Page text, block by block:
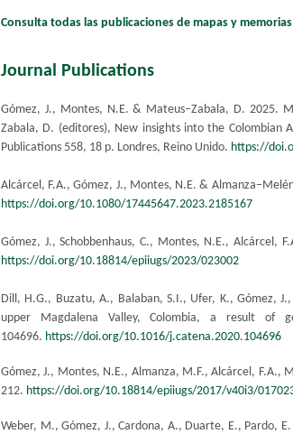
Consulta todas las publicaciones de mapas y
Journal Publications
Gómez, J., Montes, N.E. & Mateus–Zabala, D. 2025.
Zabala, D. (editores), New insights into the Colombian
Publications 558, 18 p. Londres, Reino Unido. https://
Alcárcel, F.A., Gómez, J., Montes, N.E. &
https://doi.org/10.1080/17445647.2023.2185167​
Gómez, J., Schobbenhaus, C., Montes, N.E., Alcárcel,
https://doi.org/10.18814/epiiugs/2023/023002
Dill, H.G., Buzatu, A., Balaban, S.I., Ufer, K., Gómez,
upper Magdalena Valley, Colombia, a result of
104696. https://doi.org/10.1016/j.catena.2020.104696
Gómez, J.,​ Montes, N.E., Almanza, M.F., Alcárcel, F.A.,
212. https://doi.org/10.18814/epiiugs/2017/v40i3/
Weber, M., Gómez, J., Cardona, A., Duarte, E., Pardo,